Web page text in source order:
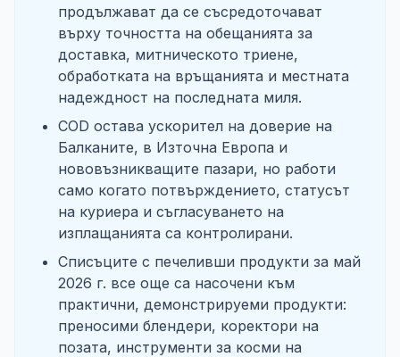
продължават да се съсредоточават
върху точността на обещанията за
доставка, митническото триене,
обработката на връщанията и местната
надеждност на последната миля.
COD остава ускорител на доверие на
Балканите, в Източна Европа и
нововъзникващите пазари, но работи
само когато потвърждението, статусът
на куриера и съгласуването на
изплащанията са контролирани.
Списъците с печеливши продукти за май
2026 г. все още са насочени към
практични, демонстрируеми продукти:
преносими блендери, коректори на
позата, инструменти за косми на